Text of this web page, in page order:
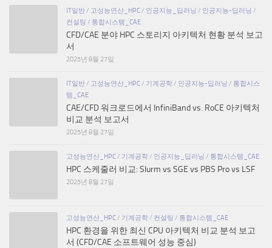
IT일반 / 고성능연산_HPC / 인공지능_딥러닝 / 인공지능-딥러닝 /
컨설팅 / 통합시스템_CAE
CFD/CAE 분야 HPC 스토리지 아키텍처 현황 분석 보고
서
2025년 8월 27일
IT일반 / 고성능연산_HPC / 기계공학 / 인공지능-딥러닝 / 통합시스
템_CAE
CAE/CFD 워크로드에서 InfiniBand vs. RoCE 아키텍처
비교 분석 보고서
2025년 8월 27일
고성능연산_HPC / 기계공학 / 인공지능_딥러닝 / 통합시스템_CAE
HPC 스케줄러 비교: Slurm vs SGE vs PBS Pro vs LSF
2025년 8월 27일
고성능연산_HPC / 기계공학 / 컨설팅 / 통합시스템_CAE
HPC 환경을 위한 최신 CPU 아키텍처 비교 분석 보고
서 (CFD/CAE 소프트웨어 성능 중심)